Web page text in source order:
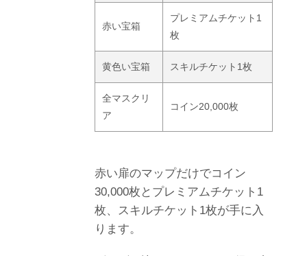
赤い宝箱
プレミアムチケット1
枚
黄色い宝箱 スキルチケット1枚
全マスクリ
ア
コイン20,000枚
赤い扉のマップだけでコイン
30,000枚とプレミアムチケット1
枚、スキルチケット1枚が手に入
ります。